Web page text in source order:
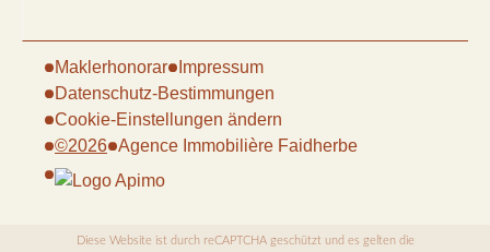
©2026 Agence Immobilière Faidherbe
Maklerhonorar
Impressum
Datenschutz-Bestimmungen
Cookie-Einstellungen ändern
Diese Website ist durch reCAPTCHA geschützt und es gelten die